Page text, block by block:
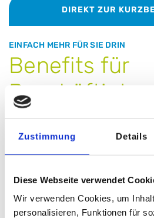
Zustimmung Details
Diese Webseite verwendet
Wir verwenden Cookies, um
personalisieren, Funktionen für
DIREKT ZUR
EINFACH MEHR FÜR SIE DRIN
Benefits für
Beschäftigte